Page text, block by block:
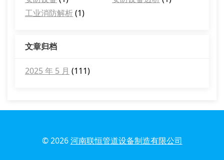
工业消防解析(1)
文章归档
2025 年 5 月 (111)
© 2026河南联恒管道设备制造有限公司